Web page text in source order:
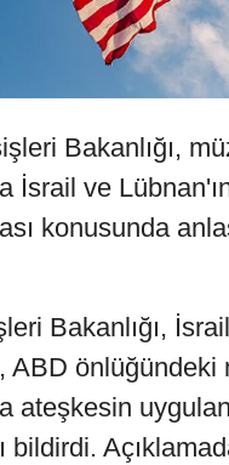
Bakanlığı,
İsrail ve
konusunda
Bakanlığı,
ABD önlüğündeki
ateşkesin
bildirdi.